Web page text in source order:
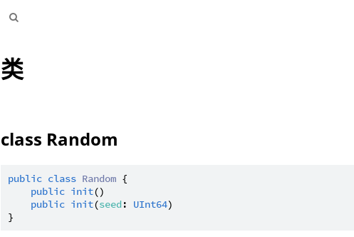
类
class Random
public class Random {
public init()
public init(seed: UInt64)